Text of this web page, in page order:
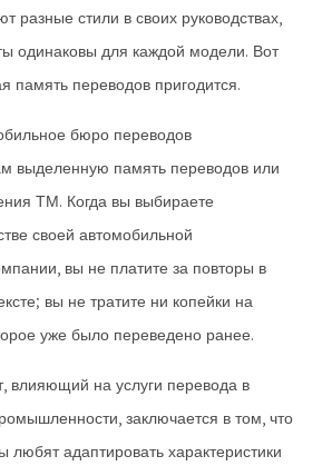
разные стили в своих руководствах,
одинаковы для каждой модели. Вот
память переводов пригодится.
бюро переводов
выделенную память переводов или
ТМ. Когда вы выбираете
своей автомобильной
вы не платите за повторы в
вы не тратите ни копейки на
уже было переведено ранее.
влияющий на услуги перевода в
заключается в том, что
любят адаптировать характеристики